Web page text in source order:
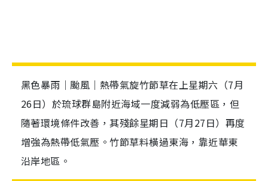
黑色暴雨｜颱風｜熱帶氣旋竹節草在上星期六（7月
26日）於琉球群島附近海域一度減弱為低壓區，但
隨著環境條件改善，其殘餘星期日（7月27日）再度
增強為熱帶低氣壓。竹節草料橫過東海，靠近華東
沿岸地區。